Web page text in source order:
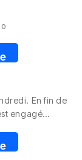
0
En fin de
engagé…